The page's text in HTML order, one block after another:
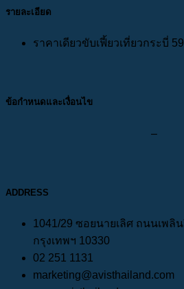
รายละเอียด
ราคาเดียวขับเฟี้ยวเที่ยวกระบี่
ข้อกำหนดและเงื่อนไข
–
ADDRESS
1041/29 ซอยนายเลิศ ถนนเพ
กรุงเทพฯ 10330
02 251 1131
marketing@avisthailand.com